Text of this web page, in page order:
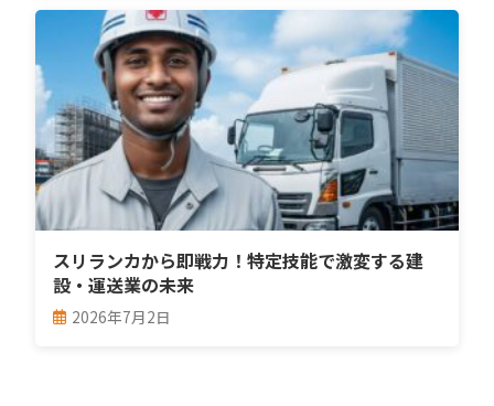
スリランカから即戦力！特定技能で激変する建
設・運送業の未来
2026年7月2日